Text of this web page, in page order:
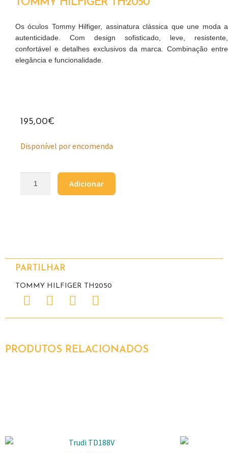
Os óculos Tommy Hilfiger, assinatura clássica que une moda a
autenticidade. Com design sofisticado, leve, resistente,
confortável e detalhes exclusivos da marca. Combinação entre
elegância e funcionalidade.
195,00€
Disponível por encomenda
Adicionar
PARTILHAR
TOMMY HILFIGER TH2050
PRODUTOS RELACIONADOS